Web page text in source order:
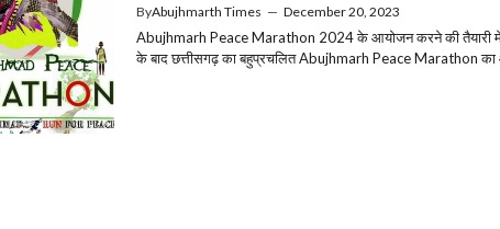
ByAbujhmarth Times — December 20, 2023
Abujhmarh Peace Marathon 2024 के आयोजन करने की तैयारी
के बाद छत्तीसगढ़ का बहुप्रचलित Abujhmarh Peace Marathon